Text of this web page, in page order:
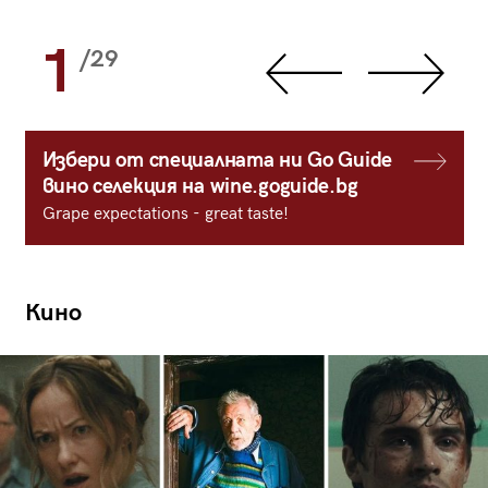
1 /29
Избери от специалната ни Go Guide
вино селекция на wine.goguide.bg
Grape expectations - great taste!
Кино